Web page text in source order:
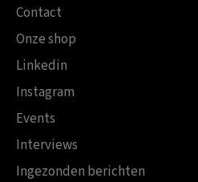
Contact
Onze shop
Linkedin
Instagram
Events
Interviews
Ingezonden berichten